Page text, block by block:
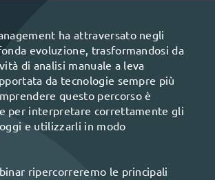
ha attraversato negli
evoluzione, trasformandosi da
di analisi manuale a leva
da tecnologie sempre più
questo percorso è
per interpretare correttamente gli
e utilizzarli in modo
ripercorreremo le principali